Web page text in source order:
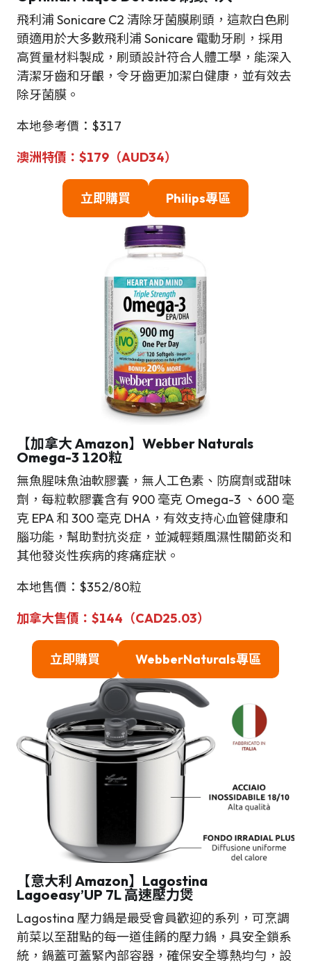
飛利浦 Sonicare C2 清除牙菌膜刷頭，這款白色刷
頭適用於大多數飛利浦 Sonicare 電動牙刷，採用
高質量材料製成，刷頭設計符合人體工學，能深入
清潔牙齒和牙齦，令牙齒更加潔白健康，並有效去
除牙菌膜。
本地參考價：$317
澳洲特價 ： $179（AUD34）
立即購買 Philips專區
【加拿大 Amazon】 Webber Naturals
Omega-3 120粒
無魚腥味魚油軟膠囊，無人工色素、防腐劑或甜味
劑，每粒軟膠囊含有 900 毫克 Omega-3 、600 毫
克 EPA 和 300 毫克 DHA，有效支持心血管健康和
腦功能，幫助對抗炎症，並減輕類風濕性關節炎和
其他發炎性疾病的疼痛症狀。
本地售價：$352/80粒
加拿大售價 ： $144（CAD25.03）
立即購買 WebberNaturals專區
【意大利 Amazon】Lagostina
Lagoeasy’UP 7L 高速壓力煲
Lagostina 壓力鍋是最受會員歡迎的系列，可烹調
前菜以至甜點的每一道佳餚的壓力鍋，具安全鎖系
統，鍋蓋可蓋緊內部容器，確保安全導熱均勻，設